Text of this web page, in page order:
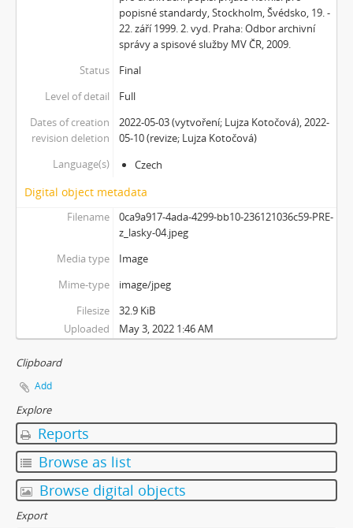
popisné standardy, Stockholm, Švédsko, 19. -
22. září 1999. 2. vyd. Praha: Odbor archivní
správy a spisové služby MV ČR, 2009.
Status
Final
Level of detail
Full
Dates of creation
revision deletion
2022-05-03 (vytvoření; Lujza Kotočová), 2022-
05-10 (revize; Lujza Kotočová)
Language(s)
Czech
Digital object metadata
Filename
0ca9a917-4ada-4299-bb10-236121036c59-PRE-
z_lasky-04.jpeg
Media type
Image
Mime-type
image/jpeg
Filesize
32.9 KiB
Uploaded
May 3, 2022 1:46 AM
Clipboard
Add
Explore
Reports
Browse as list
Browse digital objects
Export